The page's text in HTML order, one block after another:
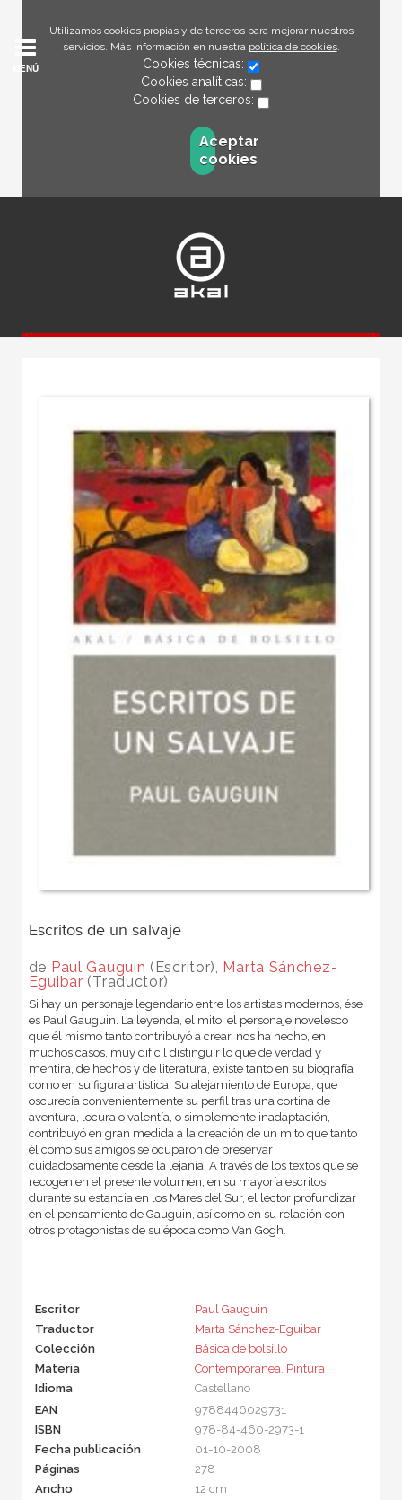
Utilizamos cookies propias y de terceros para mejorar nuestros
servicios. Más información en nuestra política de cookies.
Cookies técnicas:
Cookies analíticas:
Cookies de terceros:
Aceptar
cookies
MENÚ
Escritos de un salvaje
de Paul Gauguin (Escritor), Marta Sánchez-
Eguibar (Traductor)
Si hay un personaje legendario entre los artistas modernos, ése
es Paul Gauguin. La leyenda, el mito, el personaje novelesco
que él mismo tanto contribuyó a crear, nos ha hecho, en
muchos casos, muy difícil distinguir lo que de verdad y
mentira, de hechos y de literatura, existe tanto en su biografía
como en su figura artística. Su alejamiento de Europa, que
oscurecía convenientemente su perfil tras una cortina de
aventura, locura o valentía, o simplemente inadaptación,
contribuyó en gran medida a la creación de un mito que tanto
él como sus amigos se ocuparon de preservar
cuidadosamente desde la lejanía. A través de los textos que se
recogen en el presente volumen, en su mayoría escritos
durante su estancia en los Mares del Sur, el lector profundizar
en el pensamiento de Gauguin, así como en su relación con
otros protagonistas de su época como Van Gogh.
Escritor
Paul Gauguin
Traductor
Marta Sánchez-Eguibar
Colección
Básica de bolsillo
Materia
Contemporánea Pintura
Idioma
Castellano
EAN
9788446029731
ISBN
978-84-460-2973-1
Fecha publicación
01-10-2008
Páginas
278
Ancho
12 cm